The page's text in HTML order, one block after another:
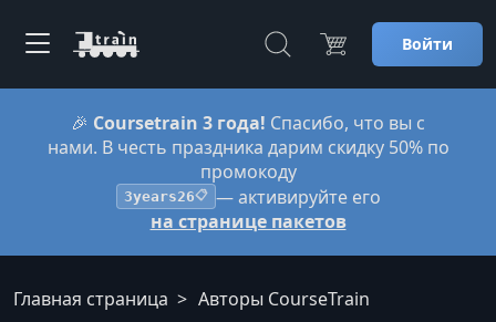
Войти
🎉 Coursetrain 3 года! Спасибо, что вы с
нами. В честь праздника дарим скидку 50% по
промокоду
3years26📋 — активируйте его
на странице пакетов
Главная страница Авторы CourseTrain